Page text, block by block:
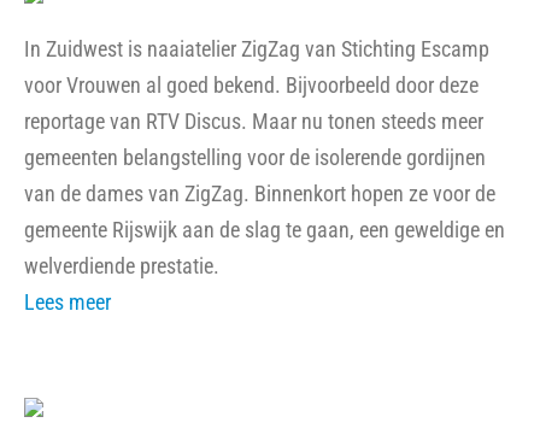
In Zuidwest is naaiatelier ZigZag van Stichting Escamp
voor Vrouwen al goed bekend. Bijvoorbeeld door deze
reportage van RTV Discus. Maar nu tonen steeds meer
gemeenten belangstelling voor de isolerende gordijnen
van de dames van ZigZag. Binnenkort hopen ze voor de
gemeente Rijswijk aan de slag te gaan, een geweldige en
welverdiende prestatie.
Lees meer